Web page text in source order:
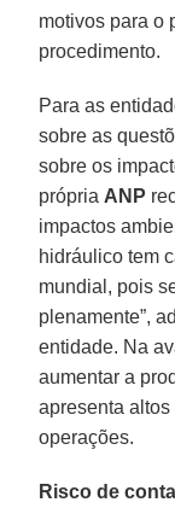
motivos para o
procedimento.
Para as
sobre as
sobre os
própria ANP
impactos
hidráulico tem
mundial, pois
plenamente”,
entidade. Na
aumentar a
apresenta
operações.
Risco de